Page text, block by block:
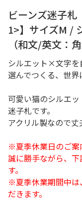
ビーンズ迷子
1>】サイズM /
（和文/英文：
シルエット×文字を
選んでつくる、世界
可愛い猫のシルエ
迷子札です。
アクリル製なので丈
※夏季休業日のご
誠に勝手ながら、
す。
※夏季休業期間中は
だきます。